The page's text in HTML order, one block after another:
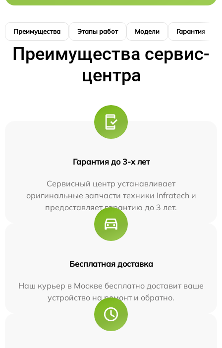
Преимущества Этапы работ Модели Гарантия
Преимущества сервис-
центра
Гарантия до 3-х лет
Сервисный центр устанавливает
оригинальные запчасти техники Infratech и
предоставляет гарантию до 3 лет.
Бесплатная доставка
Наш курьер в Москве бесплатно доставит ваше
устройство на ремонт и обратно.